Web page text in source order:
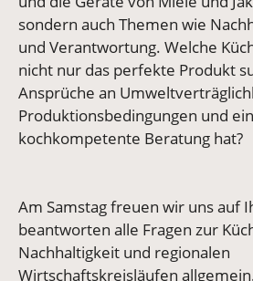
sondern auch Themen wie
und Verantwortung. Welche
nicht nur das perfekte Produkt
Ansprüche an
Produktionsbedingungen und
kochkompetente Beratung hat?
Am Samstag freuen wir uns auf
beantworten alle Fragen zur
Nachhaltigkeit und regionalen
Wirtschaftskreisläufen